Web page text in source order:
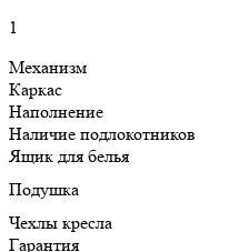
1
Механизм
Каркас
Наполнение
Наличие подлокотников
Ящик для белья
Подушка
Чехлы кресла
Гарантия